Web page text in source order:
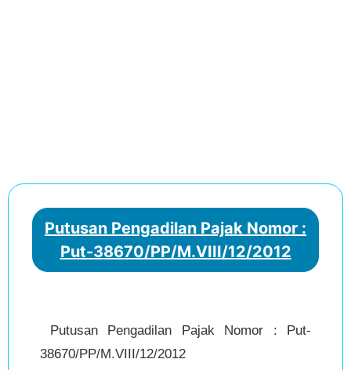
Putusan Pengadilan Pajak Nomor :
Put-38670/PP/M.VIII/12/2012
Putusan Pengadilan Pajak Nomor : Put-
38670/PP/M.VIII/12/2012